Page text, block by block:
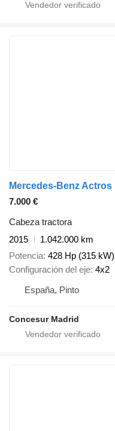
Mercedes-Benz Actros
7.000 €
Cabeza tractora
2015
1.042.000 km
Potencia 428 Hp (315 kW)
Configuración del eje 4x2
España, Pinto
Concesur Madrid